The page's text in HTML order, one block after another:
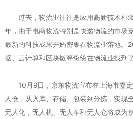
过去，物流业往往是应用高新技术和
年，由于电商物流特别是快递物流的市场
最新的科技成果开始密集在物流业落地。
据、云计算和区块链等纷纷在物流业找到
10月9日，京东物流宣布在上海市嘉定
人仓，从入库、存储、包装到分拣，实现
无人化，无人机、无人车和无人仓将成为